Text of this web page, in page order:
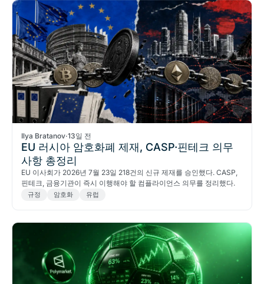
Ilya Bratanov·13일 전
EU 러시아 암호화폐 제재, CASP·핀테크 의무
사항 총정리
EU 이사회가 2026년 7월 23일 218건의 신규 제재를 승인했다. CASP,
핀테크, 금융기관이 즉시 이행해야 할 컴플라이언스 의무를 정리했다.
규정 암호화 유럽